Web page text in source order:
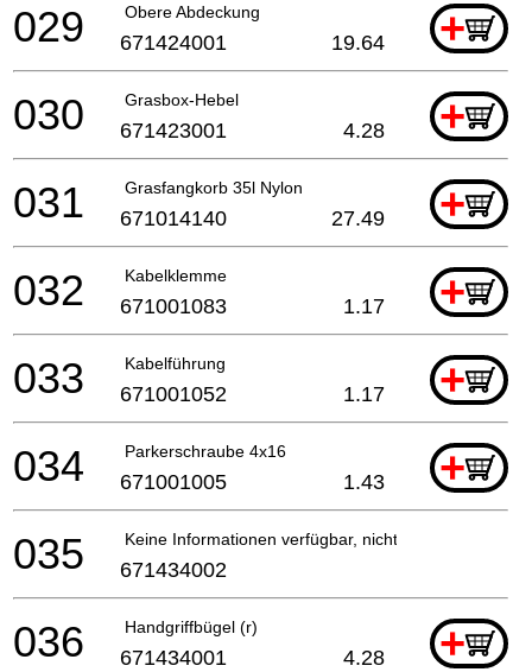
Obere Abdeckung +
029 671424001 19.64
Grasbox-Hebel +
030 671423001 4.28
Grasfangkorb 35l Nylon +
031 671014140 27.49
Kabelklemme +
032 671001083 1.17
Kabelführung +
033 671001052 1.17
Parkerschraube 4x16 +
034 671001005 1.43
Keine Informationen verfügbar, nicht bestellbar
035 671434002
Handgriffbügel (r) +
036 671434001 4.28